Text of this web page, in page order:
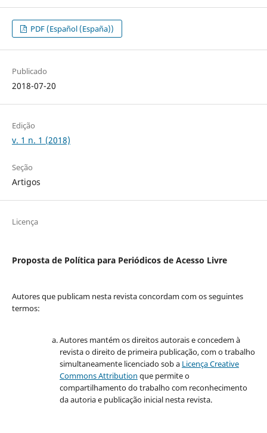
PDF (Español (España))
Publicado
2018-07-20
Edição
v. 1 n. 1 (2018)
Seção
Artigos
Licença
Proposta de Política para Periódicos de Acesso Livre
Autores que publicam nesta revista concordam com os seguintes
termos:
Autores mantém os direitos autorais e concedem à
revista o direito de primeira publicação, com o trabalho
simultaneamente licenciado sob a Licença Creative
Commons Attribution que permite o
compartilhamento do trabalho com reconhecimento
da autoria e publicação inicial nesta revista.